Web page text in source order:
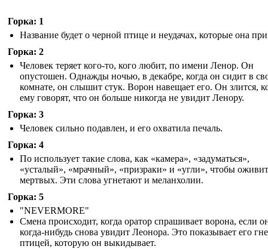
Горка: 1
Название будет о черной птице и неудачах, которые она
Горка: 2
Человек теряет кого-то, кого любит, по имени Ленор. Он
опустошен. Однажды ночью, в декабре, когда он сидит в
комнате, он слышит стук. Ворон навещает его. Он злится,
ему говорят, что он больше никогда не увидит Ленору.
Горка: 3
Человек сильно подавлен, и его охватила печаль.
Горка: 4
По использует такие слова, как «камера», «задуматься»,
«усталый», «мрачный», «призраки» и «угли», чтобы
мертвых. Эти слова угнетают и меланхолии.
Горка: 5
"NEVERMORE"
Смена происходит, когда оратор спрашивает ворона, если
когда-нибудь снова увидит Леонора. Это показывает его
птицей, которую он выкидывает.